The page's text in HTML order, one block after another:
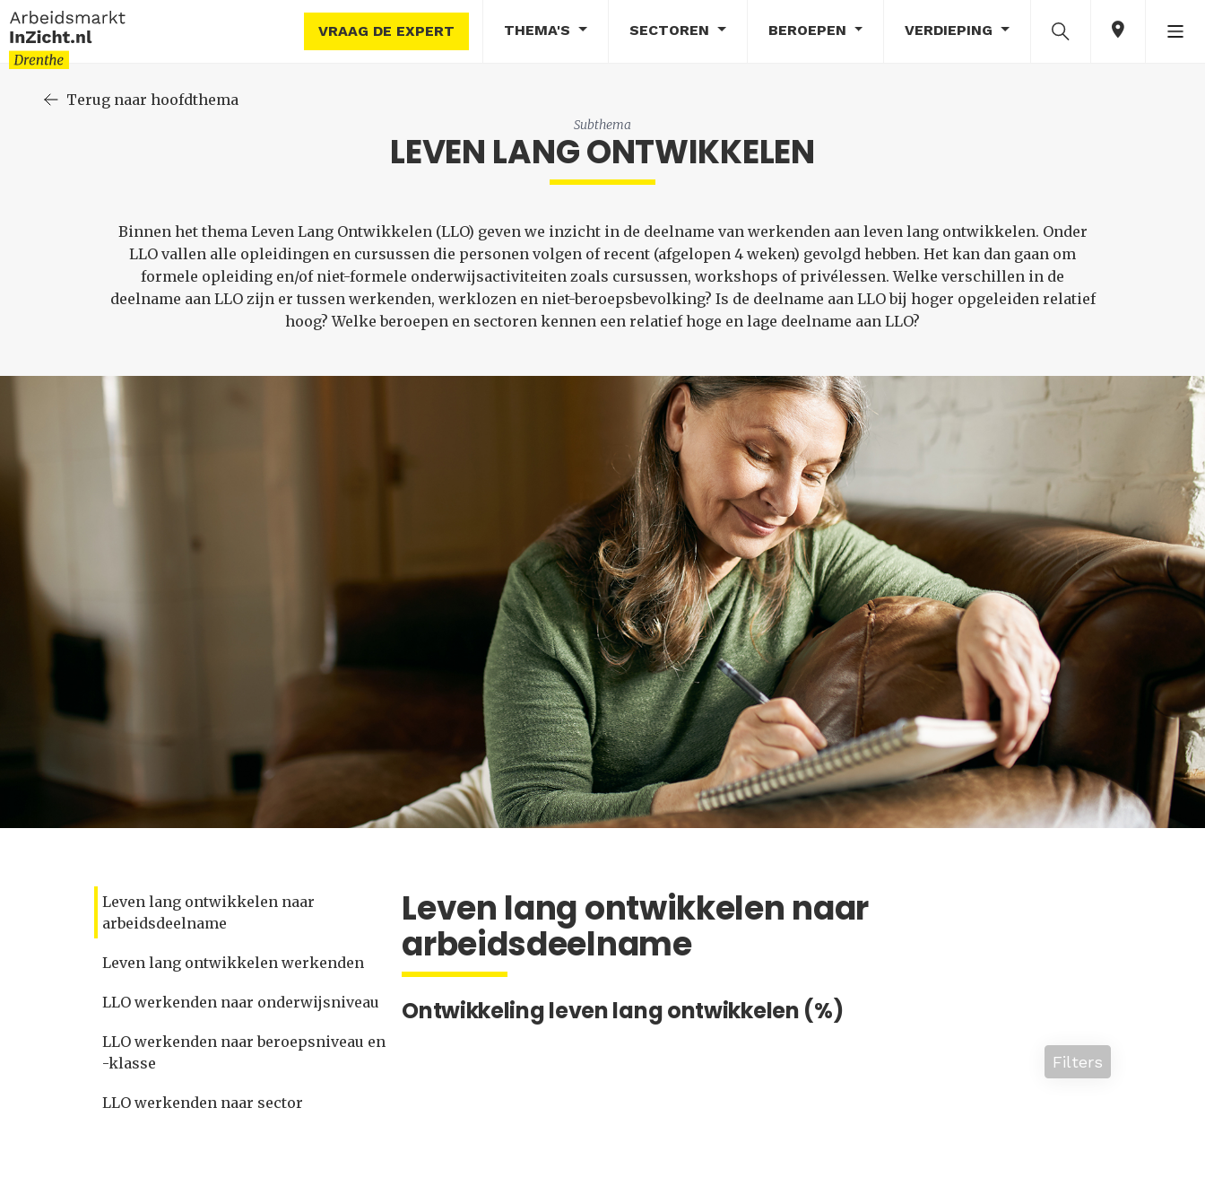
VRAAG DE EXPERT THEMA'S SECTOREN BEROEPEN VERDIEPING
Terug naar hoofdthema
Subthema
LEVEN LANG ONTWIKKELEN
Binnen het thema Leven Lang Ontwikkelen (LLO) geven we inzicht in de deelname van werkenden aan leven lang ontwikkelen. Onder
LLO vallen alle opleidingen en cursussen die personen volgen of recent (afgelopen 4 weken) gevolgd hebben. Het kan dan gaan om
formele opleiding en/of niet-formele onderwijsactiviteiten zoals cursussen, workshops of privélessen. Welke verschillen in de
deelname aan LLO zijn er tussen werkenden, werklozen en niet-beroepsbevolking? Is de deelname aan LLO bij hoger opgeleiden relatief
hoog? Welke beroepen en sectoren kennen een relatief hoge en lage deelname aan LLO?
Leven lang ontwikkelen naar
arbeidsdeelname
Leven lang ontwikkelen werkenden
LLO werkenden naar onderwijsniveau
LLO werkenden naar beroepsniveau en
-klasse
LLO werkenden naar sector
Leven lang ontwikkelen naar
arbeidsdeelname
Ontwikkeling leven lang ontwikkelen (%)
Filters